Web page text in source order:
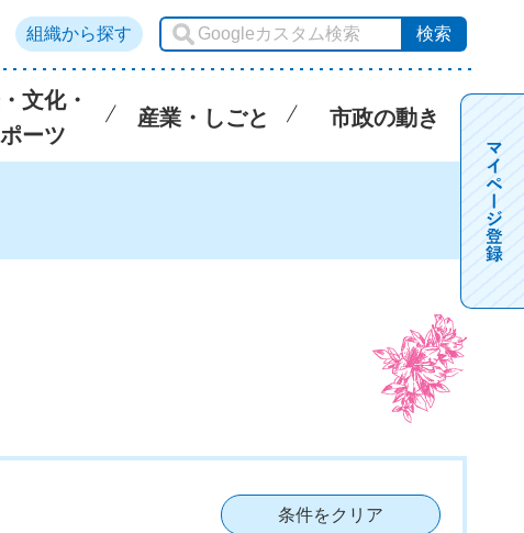
組織から探す
文化・
ーツ
産業・しごと 市政の動き
条件をクリア